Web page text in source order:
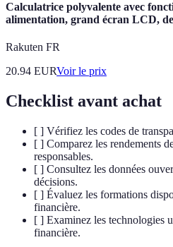
Calculatrice polyvalente avec
alimentation, grand écran LCD,
Rakuten FR
20.94 EURVoir le prix
Checklist avant achat
[ ] Vérifiez les codes de
[ ] Comparez les rendements
responsables.
[ ] Consultez les données
décisions.
[ ] Évaluez les formations
financière.
[ ] Examinez les technologies
financière.